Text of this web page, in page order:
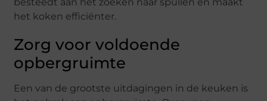
het koken efficiënter.
Zorg voor voldoende
opbergruimte
Een van de grootste uitdagingen in de keuken is